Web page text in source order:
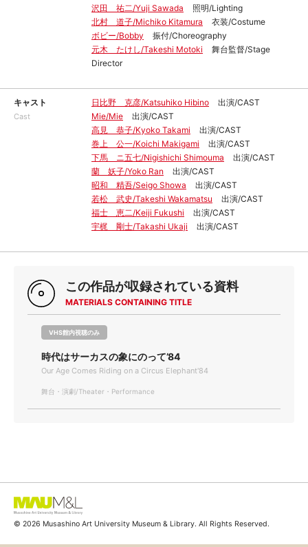
沢田 祐二/Yuji Sawada
照明/Lighting
北村 道子/Michiko Kitamura
衣装/Costume
ボビー/Bobby
振付/Choreography
元木 たけし/Takeshi Motoki
舞台監督/Stage
Director
キャスト
Cast
日比野 克彦/Katsuhiko Hibino
出演/CAST
Mie/Mie
出演/CAST
高見 恭子/Kyoko Takami
出演/CAST
巻上 公一/Koichi Makigami
出演/CAST
下馬 ニ五七/Nigishichi Shimouma
出演/CAST
蘭 妖子/Yoko Ran
出演/CAST
昭和 精吾/Seigo Showa
出演/CAST
若松 武史/Takeshi Wakamatsu
出演/CAST
福士 恵二/Keiji Fukushi
出演/CAST
宇梶 剛士/Takashi Ukaji
出演/CAST
この作品が収録されている資料
MATERIALS CONTAINING TITLE
VHS館内視聴のみ
時代はサーカスの象にのって’84
Our Age Comes Riding on a Circus Elephant'84
舞台・演劇/Theater・Performance
© 2026 Musashino Art University Museum & Library. All Rights Reserved.